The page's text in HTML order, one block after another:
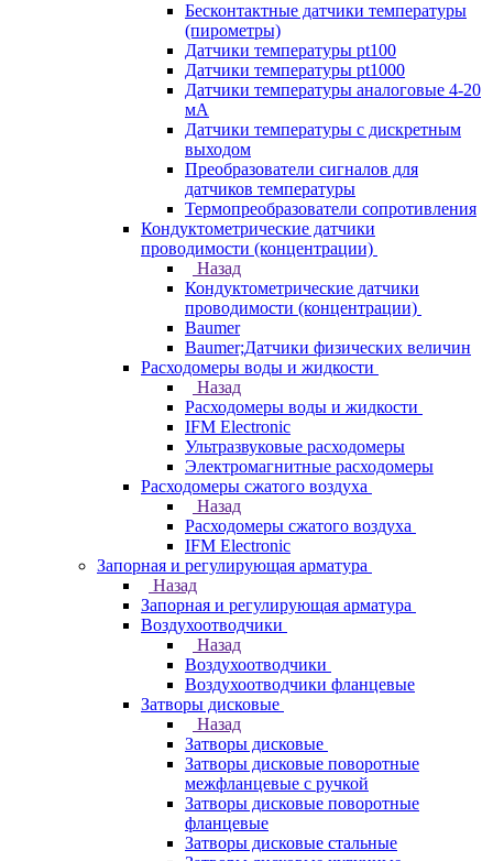
Бесконтактные датчики температуры
(пирометры)
Датчики температуры pt100
Датчики температуры pt1000
Датчики температуры аналоговые 4-20
мА
Датчики температуры с дискретным
выходом
Преобразователи сигналов для
датчиков температуры
Термопреобразователи сопротивления
Кондуктометрические датчики
проводимости (концентрации)
Назад
Кондуктометрические датчики
проводимости (концентрации)
Baumer
Baumer;Датчики физических величин
Расходомеры воды и жидкости
Назад
Расходомеры воды и жидкости
IFM Electronic
Ультразвуковые расходомеры
Электромагнитные расходомеры
Расходомеры сжатого воздуха
Назад
Расходомеры сжатого воздуха
IFM Electronic
Запорная и регулирующая арматура
Назад
Запорная и регулирующая арматура
Воздухоотводчики
Назад
Воздухоотводчики
Воздухоотводчики фланцевые
Затворы дисковые
Назад
Затворы дисковые
Затворы дисковые поворотные
межфланцевые с ручкой
Затворы дисковые поворотные
фланцевые
Затворы дисковые стальные